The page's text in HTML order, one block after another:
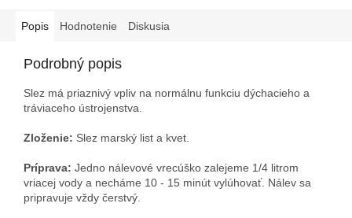
Popis Hodnotenie Diskusia
Podrobný popis
Slez má priaznivý vpliv na normálnu funkciu dýchacieho a
tráviaceho ústrojenstva.
Zloženie: Slez marský list a kvet.
Príprava: Jedno nálevové vrecúško zalejeme 1/4 litrom
vriacej vody a necháme 10 - 15 minút vylúhovať. Nálev sa
pripravuje vždy čerstvý.